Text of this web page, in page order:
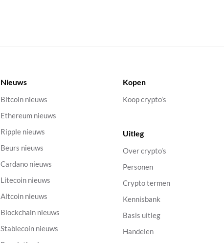
Nieuws
Bitcoin nieuws
Ethereum nieuws
Ripple nieuws
Beurs nieuws
Cardano nieuws
Litecoin nieuws
Altcoin nieuws
Blockchain nieuws
Stablecoin nieuws
Kopen
Koop crypto’s
Uitleg
Over crypto’s
Personen
Crypto termen
Kennisbank
Basis uitleg
Handelen